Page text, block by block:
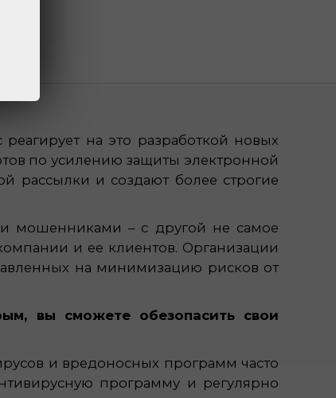
на это разработкой новых
по усилению защиты электронной
рассылки и создают более строгие
мошенниками – с другой не самое
и ее клиентов. Организации
на минимизацию рисков от
вы сможете обезопасить свои
и вредоносных программ часто
программу и регулярно